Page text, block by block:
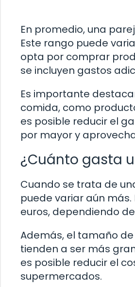
En promedio, una
Este rango puede
opta por comprar
se incluyen gastos
Es importante
comida, como
es posible reducir el
por mayor y
¿Cuánto gasta
Cuando se trata de
puede variar aún
euros, dependiendo
Además, el tamaño
tienden a ser más
es posible reducir el
supermercados.